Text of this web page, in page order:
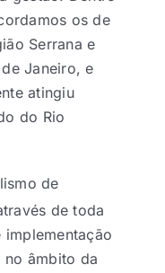
os de
Serrana e
Janeiro, e
atingiu
do Rio
de
de toda
no âmbito da